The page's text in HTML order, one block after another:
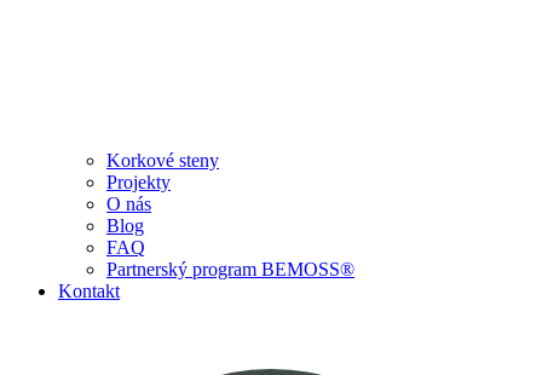
Korkové steny
Projekty
O nás
Blog
FAQ
Partnerský program BEMOSS®
Kontakt